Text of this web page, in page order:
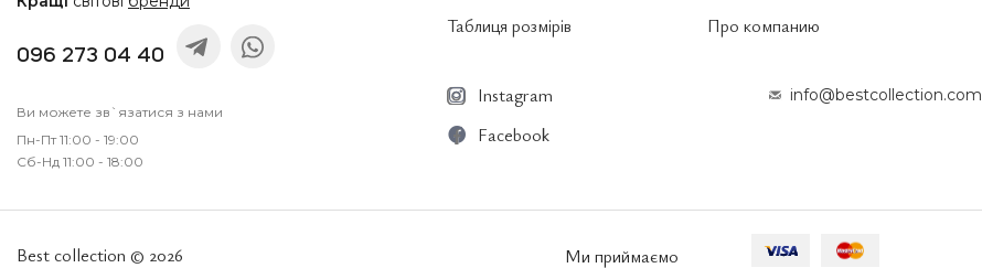
096 273 04 40
Ви можете зв`язатися з нами
Пн-Пт 11:00 - 19:00
Сб-Нд 11:00 - 18:00
Таблиця розмірів
Про компанию
Instagram
Facebook
info@bestcollection.com
Best collection © 2026 Ми приймаємо